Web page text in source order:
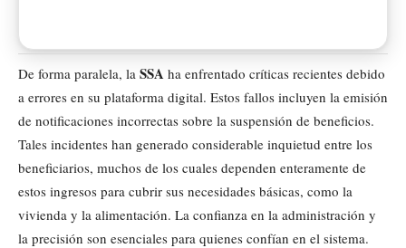
De forma paralela, la SSA ha enfrentado críticas recientes debido
a errores en su plataforma digital. Estos fallos incluyen la emisión
de notificaciones incorrectas sobre la suspensión de beneficios.
Tales incidentes han generado considerable inquietud entre los
beneficiarios, muchos de los cuales dependen enteramente de
estos ingresos para cubrir sus necesidades básicas, como la
vivienda y la alimentación. La confianza en la administración y
la precisión son esenciales para quienes confían en el sistema.